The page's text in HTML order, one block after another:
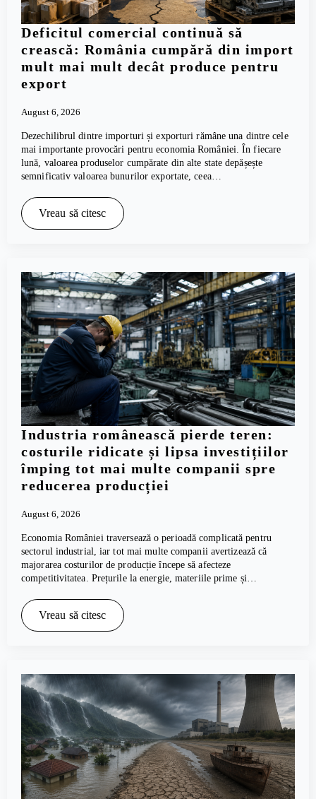
Deficitul comercial continuă să
crească: România cumpără din import
mult mai mult decât produce pentru
export
August 6, 2026
Dezechilibrul dintre importuri și exporturi rămâne una dintre cele
mai importante provocări pentru economia României. În fiecare
lună, valoarea produselor cumpărate din alte state depășește
semnificativ valoarea bunurilor exportate, ceea…
Vreau să citesc
Industria românească pierde teren:
costurile ridicate și lipsa investițiilor
împing tot mai multe companii spre
reducerea producției
August 6, 2026
Economia României traversează o perioadă complicată pentru
sectorul industrial, iar tot mai multe companii avertizează că
majorarea costurilor de producție începe să afecteze
competitivitatea. Prețurile la energie, materiile prime și…
Vreau să citesc